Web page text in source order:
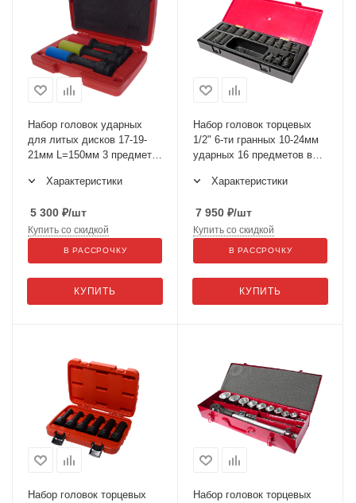
Набор головок ударных
для литых дисков 17-19-
21мм L=150мм 3 предмета
Характеристики
5 300 ₽/шт
КУПИТЬ
Купить со скидкой
В РАССРОЧКУ
Набор головок торцевых
1/2" 6-ти гранных 10-24мм
ударных 16 предметов в
Характеристики
7 950 ₽/шт
КУПИТЬ
Купить со скидкой
В РАССРОЧКУ
Набор головок торцевых
Набор головок торцевых